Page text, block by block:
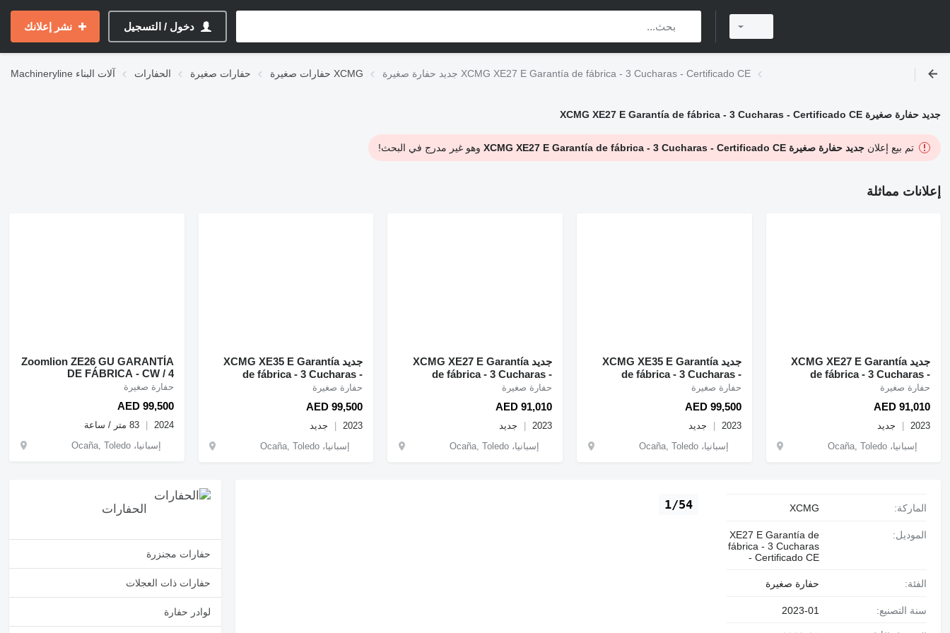
دخول / التسجيل نشر إعلانك
Machineryline آلات البناء الحفارات حفارات صغيرة حفارات صغيرة XCMG جديد حفارة صغيرة XCMG XE27 E Garantía de fábrica - 3 Cucharas - Certificado CE
جديد حفارة صغيرة XCMG XE27 E Garantía de fábrica - 3 Cucharas - Certificado CE
تم بيع إعلان جديد حفارة صغيرة XCMG XE27 E Garantía de fábrica - 3 Cucharas - Certificado CE وهو غير مدرج في البحث!
إعلانات مماثلة
جديد XCMG XE27 E Garantía
de fábrica - 3 Cucharas -
Certificado CE
AED 91,010
حفارة صغيرة
2023
جديد
إسبانيا، Ocaña, Toledo
جديد XCMG XE35 E Garantía
de fábrica - 3 Cucharas -
Certificado CE
AED 99,500
حفارة صغيرة
2023
جديد
إسبانيا، Ocaña, Toledo
جديد XCMG XE27 E Garantía
de fábrica - 3 Cucharas -
Certificado CE
AED 91,010
حفارة صغيرة
2023
جديد
إسبانيا، Ocaña, Toledo
جديد XCMG XE35 E Garantía
de fábrica - 3 Cucharas -
Certificado CE
AED 99,500
حفارة صغيرة
2023
جديد
إسبانيا، Ocaña, Toledo
Zoomlion ZE26 GU GARANTÍA
DE FÁBRICA - CW / 4
CUCHARAS - CE - A/C
AED 99,500
حفارة صغيرة
2024
83 متر / ساعة
إسبانيا، Ocaña, Toledo
1/54 الماركة: XCMG
الموديل:
XE27 E Garantía de
fábrica - 3 Cucharas
- Certificado CE
الفئة: حفارة صغيرة
سنة التصنيع: 2023-01
الحفارات
حفارات مجنزرة
حفارات ذات العجلات
لوادر حفارة